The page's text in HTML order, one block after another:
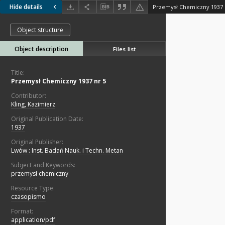
Hide details Przemysł Chemiczny 1937
Object structure
Object description Files list
Title:
Przemysł Chemiczny 1937 nr 5
Contributor:
Kling, Kazimierz
Original Publication Date:
1937
Original Publisher:
Lwów : Inst. Badań Nauk. i Techn. Metan
Subject and Keywords:
przemysł chemiczny
Resource Type:
czasopismo
Format:
application/pdf